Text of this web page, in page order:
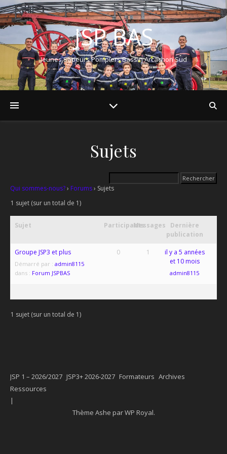
JSP BAS
Jeunes Sapeurs Pompiers Bassin Arcachon Sud
Sujets
Qui sommes-nous?› Forums› Sujets
1 sujet (sur un total de 1)
Sujet ParticipantsMessages
Dernière
publication
Groupe JSP3 et plus
Démarré par : admin8115
dans : Forum JSPBAS
0 1
il y a 5 années
et 10 mois
admin8115
1 sujet (sur un total de 1)
JSP 1 – 2026/2027 JSP3+ 2026-2027 Formateurs Archives
Ressources
Thème Ashe parWP Royal.